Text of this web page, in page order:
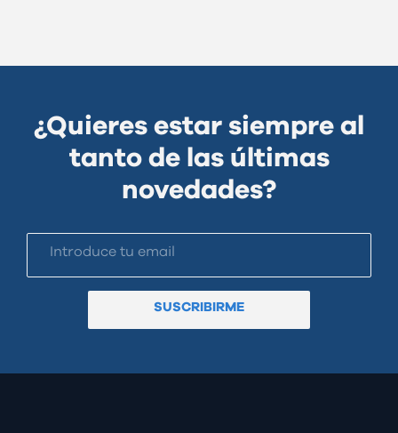
¿Quieres estar siempre al
tanto de las últimas
novedades?
SUSCRIBIRME